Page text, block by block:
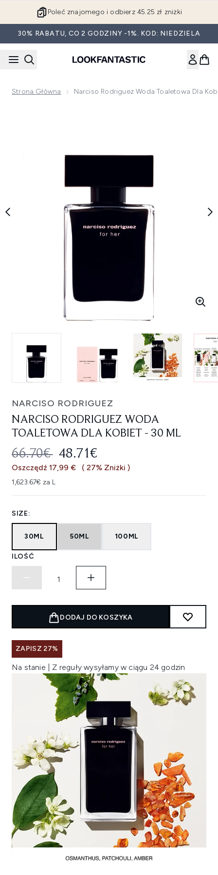
Poleć znajomego i odbierz 45.25 zł zniżki
30% RABATU, CO 2 GODZINY -1%. KOD: NIEDZIELA
Strona Główna Narciso Rodriguez Woda Toaletowa Dla
NARCISO RODRIGUEZ
NARCISO RODRIGUEZ WODA
TOALETOWA DLA KOBIET - 30 ML
SUGEROWANA CENA
66.70€ AKTUALNA CENA:
48.71€
Oszczędź 17,99 € ( 27% Zniżki )
1,623.67€ za L
SIZE:
30ML 50ML 100ML
ILOŚĆ
DODAJ DO KOSZYKA
ZAPISZ 27%
Na stanie | Z reguły wysyłamy w ciągu 24 godzin